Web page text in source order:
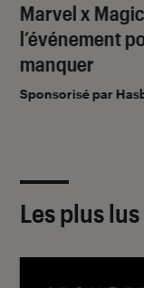
Marvel x
l’événement
manquer
Sponsorisé par
Les plus